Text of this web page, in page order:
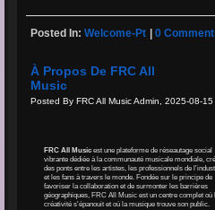
Posted In:Welcome-Pt |0
À Propos De FRC All
Music
Posted By FRC All Music Admin, 2025-08-15
FRC All Music est une plateforme de réseautage social
vibrante dédiée à la communauté musicale mondiale,
des ponts entre les artistes, les professionnels de
et les fans à travers le monde. Fondée sur le principe de
favoriser la collaboration et de surmonter les barrières
géographiques, FRC All Music est un centre complet où
créativité s'épanouit et où la musique trouve son public.